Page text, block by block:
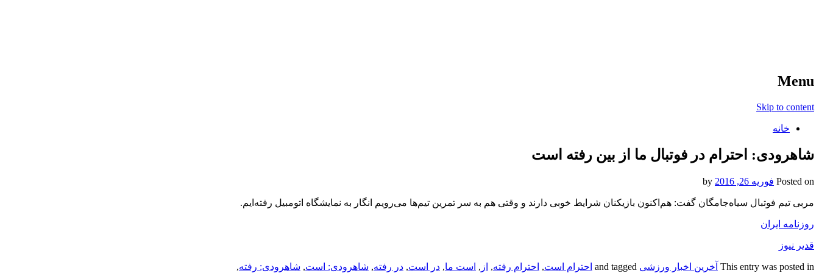
Menu
Skip to content
خانه
شاهرودی: احترام در فوتبال ما از بین رفته است
Posted on فوریه 26, 2016
مربی تیم فوتبال سیاه‌جامگان گفت: هم‌اکنون بازیکنان شرایط خوبی دارند و وقتی هم به سر تمرین تیم‌ها می‌رویم انگار به نمایشگاه اتومبیل رفته‌ایم.
روزنامه ایران
قدیر نیوز
This entry was posted in آخرین اخبار ورزشی احترام است, احترام رفته, از , است ما, در است, در رفته, شاهرودی: است, شاهرودی: رفته,